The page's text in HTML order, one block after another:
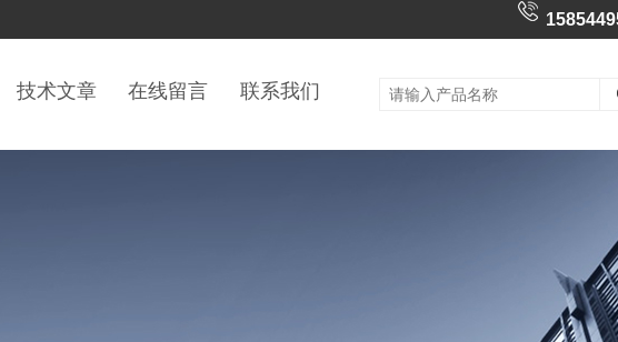
技术文章 在线留言 联系我们